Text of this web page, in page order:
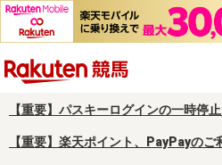
【重要】パスキーログインの一時停
【重要】楽天ポイント、PayPayの